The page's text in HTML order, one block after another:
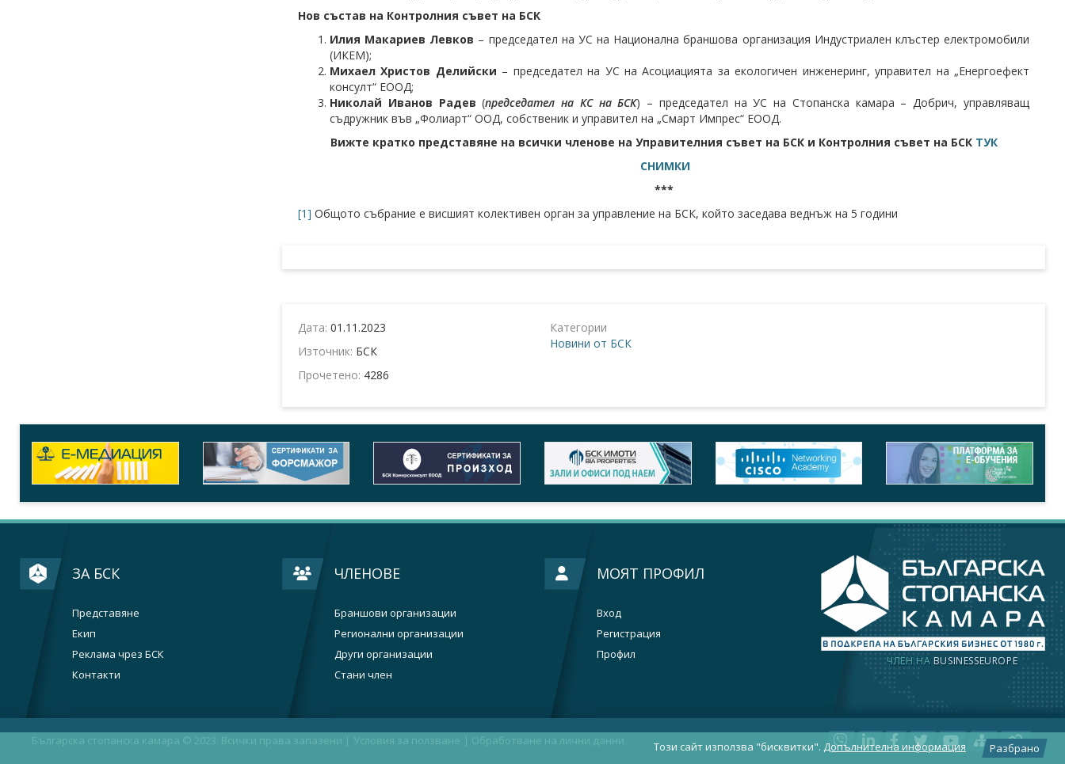
Нов състав на Контролния съвет на БСК
Илия Макариев Левков – председател на УС на Национална браншова организация Индустриален клъстер електромобили
(ИКЕМ);
Михаел Христов Делийски – председател на УС на Асоциацията за екологичен инженеринг, управител на „Енергоефект
консулт“ ЕООД;
Николай Иванов Радев (председател на КС на БСК) – председател на УС на Стопанска камара – Добрич, управляващ
съдружник във „Фолиарт“ ООД, собственик и управител на „Смарт Импрес“ ЕООД.
Вижте кратко представяне на всички членове на Управителния съвет на БСК и Контролния съвет на БСК ТУК
СНИМКИ
***
[1] Общото събрание е висшият колективен орган за управление на БСК, който заседава веднъж на 5 години
Дата: 01.11.2023
Източник: БСК
Прочетено: 4286
Категории
Новини от БСК
ЗА БСК
Представяне
Екип
Реклама чрез БСК
Контакти
ЧЛЕНОВЕ
Браншови организации
Регионални организации
Други организации
Стани член
МОЯТ ПРОФИЛ
Вход
Регистрация
Профил
ЧЛЕН НА BUSINESSEUROPE
Българска стопанска камара © 2023. Всички права запазени | Условия за ползване | Oбработване на лични данни Този сайт използва "бисквитки". Допълнителна информация Разбрано